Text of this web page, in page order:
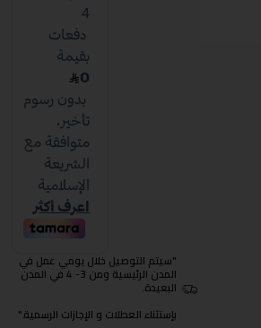
"سيتم التوصيل خلال يومي عمل في
المدن الرئيسية ومن 3- 4 في المدن
البعيدة.
بإستثناء العطلات و الإجازات الرسمية."